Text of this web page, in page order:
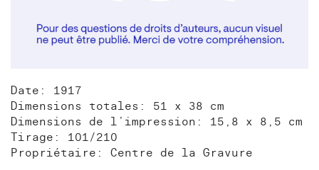
Date: 1917
Dimensions totales: 51 x 38 cm
Dimensions de l’impression: 15,8 x 8,5 cm
Tirage: 101/210
Propriétaire: Centre de la Gravure